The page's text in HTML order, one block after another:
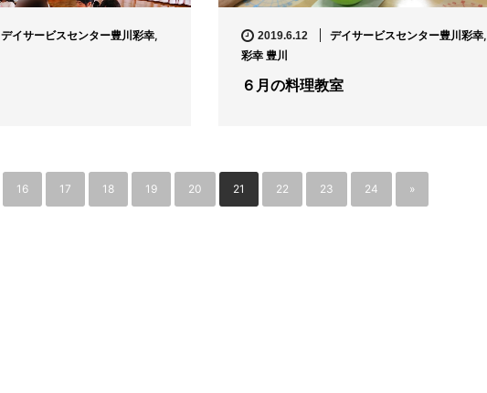
デイサービスセンター豊川彩幸,
2019.6.12 デイサービスセンター豊川彩幸,
彩幸 豊川
６月の料理教室
16 17 18 19 20 21 22 23 24 »